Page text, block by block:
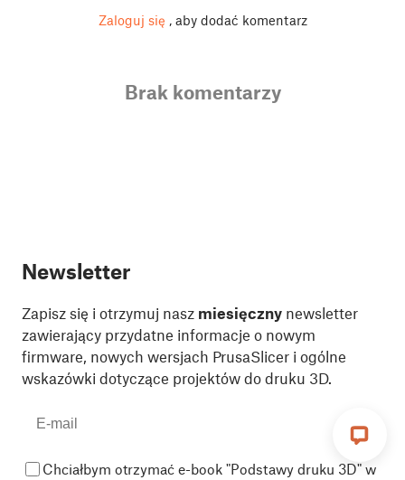
Zaloguj się , aby dodać komentarz
Brak komentarzy
Newsletter
Zapisz się i otrzymuj nasz miesięczny newsletter
zawierający przydatne informacje o nowym
firmware, nowych wersjach PrusaSlicer i ogólne
wskazówki dotyczące projektów do druku 3D.
Chciałbym otrzymać e-book "Podstawy druku 3D" w